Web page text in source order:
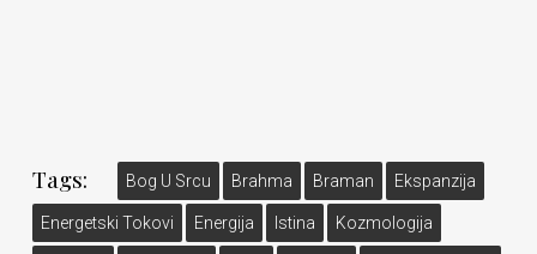
Tags: Bog U Srcu Brahma Braman Ekspanzija
Energetski Tokovi Energija Istina Kozmologija